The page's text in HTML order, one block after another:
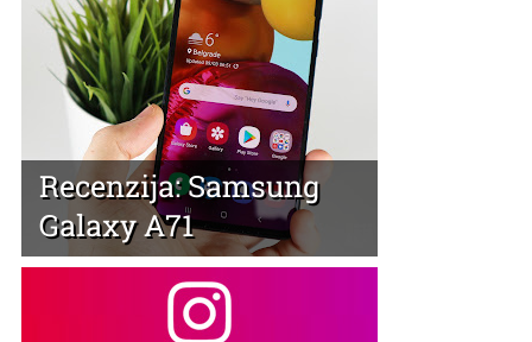
Recenzija: Samsung
Galaxy A71